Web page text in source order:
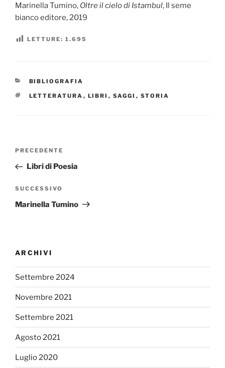
Marinella Tumino, Oltre il cielo di Istambul, Il seme
bianco editore, 2019
LETTURE: 1.695
CATEGORIE
BIBLIOGRAFIA
TAG
LETTERATURA , LIBRI , SAGGI , STORIA
Navigazione
Articolo
precedente:
PRECEDENTE
Libri di Poesia
Articolo
successivo
SUCCESSIVO
Marinella Tumino
ARCHIVI
Settembre 2024
Novembre 2021
Settembre 2021
Agosto 2021
Luglio 2020